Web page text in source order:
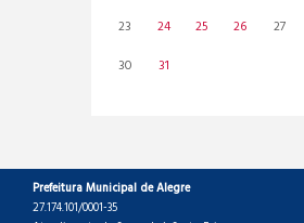
23
24 25 26 27
30
31
Prefeitura Municipal de Alegre
27.174.101/0001-35